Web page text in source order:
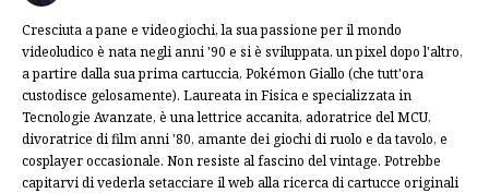
Cresciuta a pane e videogiochi, la sua passione per il mondo
videoludico è nata negli anni '90 e si è sviluppata, un pixel dopo l'altro,
a partire dalla sua prima cartuccia, Pokémon Giallo (che tutt'ora
custodisce gelosamente). Laureata in Fisica e specializzata in
Tecnologie Avanzate, è una lettrice accanita, adoratrice del MCU,
divoratrice di film anni '80, amante dei giochi di ruolo e da tavolo, e
cosplayer occasionale. Non resiste al fascino del vintage. Potrebbe
capitarvi di vederla setacciare il web alla ricerca di cartucce originali